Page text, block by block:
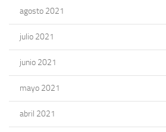
agosto 2021
julio 2021
junio 2021
mayo 2021
abril 2021